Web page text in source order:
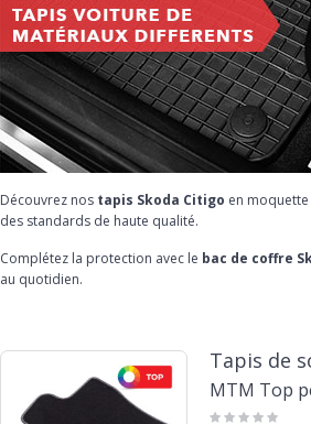
Découvrez nos tapis Skoda Citigo en
des standards de haute qualité.
Complétez la protection avec le bac de coffre
au quotidien.
Tapis de
MTM Top